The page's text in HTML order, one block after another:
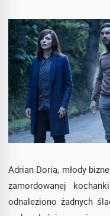
Adrian Doria, młody
zamordowanej
odnaleziono żadnych